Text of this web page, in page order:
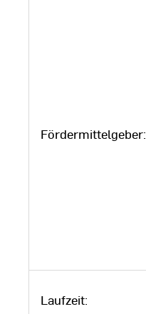
Fördermittelgeber:
Laufzeit: